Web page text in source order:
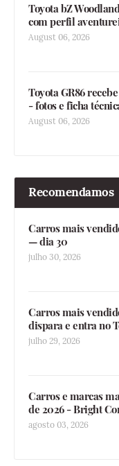
Toyota bZ
com perfil
August 06, 2026
Toyota GR86
- fotos e ficha
August 06, 2026
Recomendamos
Carros mais
— dia 30
julho 30, 2026
Carros mais
dispara e entra no
julho 29, 2026
Carros e marcas
de 2026 - Bright
agosto 03, 2026